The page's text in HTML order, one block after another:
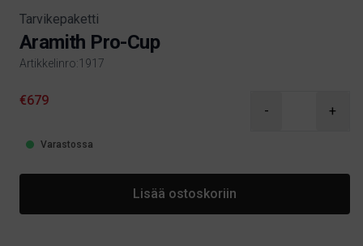
Tarvikepaketti
Aramith Pro-Cup
Artikkelinro:1917
Product information
€679
- +
Varastossa
Lisää ostoskoriin